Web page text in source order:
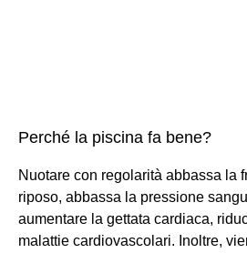
Perché la piscina fa bene?
Nuotare con regolarità abbassa la
riposo, abbassa la pressione
aumentare la gettata cardiaca,
malattie cardiovascolari. Inoltre,